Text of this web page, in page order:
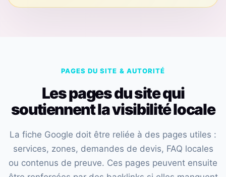
PAGES DU SITE & AUTORITÉ
Les pages du site qui
soutiennent la visibilité locale
La fiche Google doit être reliée à des pages utiles :
services, zones, demandes de devis, FAQ locales
ou contenus de preuve. Ces pages peuvent ensuite